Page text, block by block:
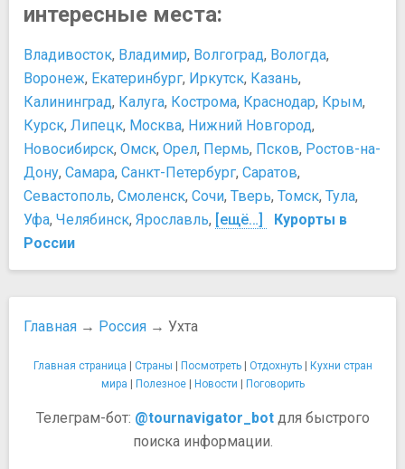
интересные места:
Владивосток, Владимир, Волгоград, Вологда,
Воронеж, Екатеринбург, Иркутск, Казань,
Калининград, Калуга, Кострома, Краснодар, Крым,
Курск, Липецк, Москва, Нижний Новгород,
Новосибирск, Омск, Орел, Пермь, Псков, Ростов-на-
Дону, Самара, Санкт-Петербург, Саратов,
Севастополь, Смоленск, Сочи, Тверь, Томск, Тула,
Уфа, Челябинск, Ярославль, [ещё…]
Курорты в
России
Главная → Россия → Ухта
Главная страница | Страны | Посмотреть| Отдохнуть| Кухни стран
мира | Полезное| Новости | Поговорить
Телеграм-бот: @tournavigator_botдля быстрого
поиска информации.